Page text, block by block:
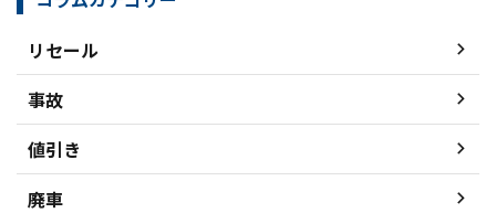
リセール
事故
値引き
廃車